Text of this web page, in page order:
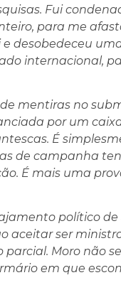
Fui
para me
desobedeceu
internacional,
mentiras no
por um
É
de campanha
É mais uma
político de
aceitar ser
Moro não
em que